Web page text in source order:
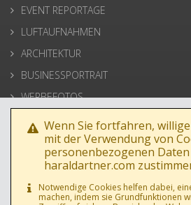
EVENT REPORTAGE
LUFTAUFNAHMEN
ARCHITEKTUR
BUSINESSPORTRAIT
WERBEFOTOS
HOCHZEIT
PRESSE
Wenn Sie fortfahren,
mit der Verwendung von
personenbezogenen
haraldartner.com
Notwendige Cookies helfen dabei,
machen, indem sie Grundfunktionen